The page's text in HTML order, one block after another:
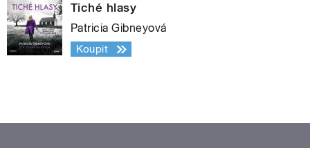
Tiché hlasy
Patricia Gibneyová
Koupit